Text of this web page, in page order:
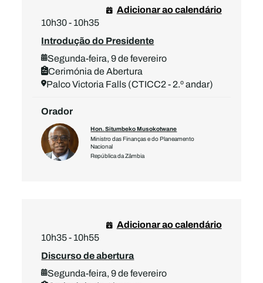
10h30 - 10h35
Introdução do Presidente
Segunda-feira, 9 de fevereiro
Cerimónia de Abertura
Palco Victoria Falls (CTICC2 - 2.º andar)
Adicionar ao calendário
Orador
Hon. Situmbeko Musokotwane
Ministro das Finanças e do Planeamento
Nacional
República da Zâmbia
10h35 - 10h55
Discurso de abertura
Segunda-feira, 9 de fevereiro
Adicionar ao calendário